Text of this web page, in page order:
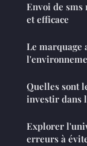
Envoi de
et efficace
Le marquage
Quelles sont
investir dans
Explorer
erreurs à